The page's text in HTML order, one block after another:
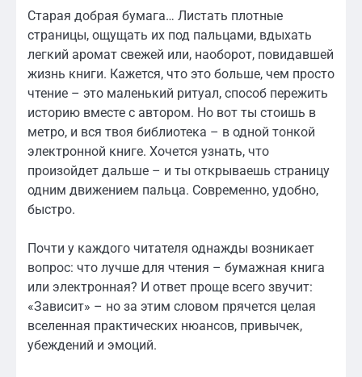
Старая добрая бумага… Листать плотные
страницы, ощущать их под пальцами, вдыхать
легкий аромат свежей или, наоборот, повидавшей
жизнь книги. Кажется, что это больше, чем просто
чтение – это маленький ритуал, способ пережить
историю вместе с автором. Но вот ты стоишь в
метро, и вся твоя библиотека – в одной тонкой
электронной книге. Хочется узнать, что
произойдет дальше – и ты открываешь страницу
одним движением пальца. Современно, удобно,
быстро.
Почти у каждого читателя однажды возникает
вопрос: что лучше для чтения – бумажная книга
или электронная? И ответ проще всего звучит:
«Зависит» – но за этим словом прячется целая
вселенная практических нюансов, привычек,
убеждений и эмоций.